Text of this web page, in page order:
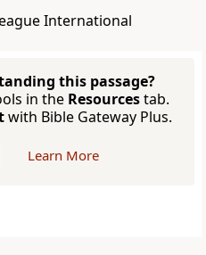
International
this passage?
in the Resourcestab.
with Bible Gateway Plus.
Learn More